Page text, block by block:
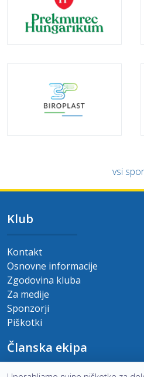
vsi
Klub
Kontakt
Osnovne informacije
Zgodovina kluba
Za medije
Sponzorji
Piškotki
Članska ekipa